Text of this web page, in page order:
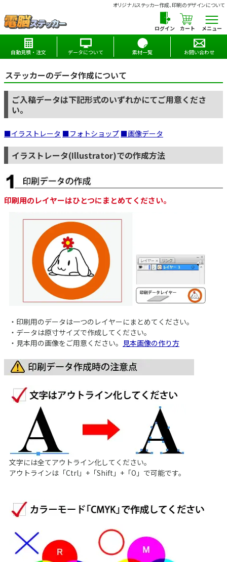
オリジナルステッカー作成、印刷のデザインについて
カート メニュー
自動見積・注文 データについて 素材一覧 お問い合わせ
ステッカーのデータ作成について
ご入稿データは下記形式のいずれかにてご用意くださ
い。
■イラストレータ ■フォトショップ ■画像データ
イラストレータ(Illustrator)での作成方法
印刷用のレイヤーはひとつにまとめてください。
・印刷用のデータは一つのレイヤーにまとめてください。
・データは原寸サイズで作成してください。
・見本用の画像をご用意ください。 見本画像の作り方
文字には全てアウトライン化してください。
アウトラインは「Ctrl」+「Shift」+「O」で可能です。